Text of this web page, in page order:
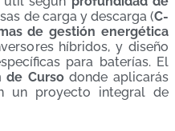
de carga y descarga (C-
de gestión energética
híbridos, y diseño
para baterías. El
de Cursodonde aplicarás
un proyecto integral de